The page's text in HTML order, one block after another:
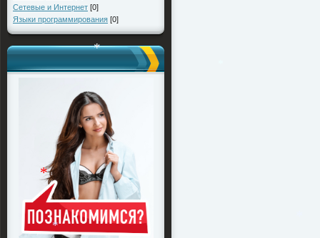
*
*
Сетевые и Интернет [0]
Языки программирования [0]